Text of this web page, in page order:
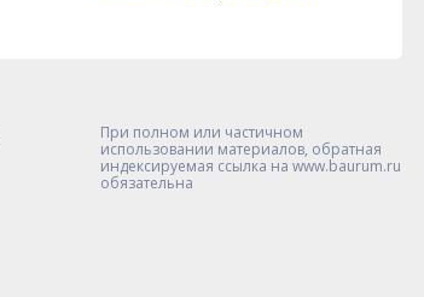
При полном или частичном
использовании материалов, обратная
индексируемая ссылка на www.baurum.ru
обязательна